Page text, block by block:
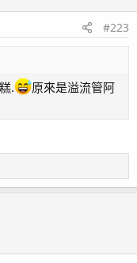
長速度蠻快#223
.
原來是溢流管阿